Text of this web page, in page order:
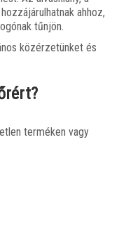
ahhoz,
tűnjön.
közérzetünket és
terméken vagy